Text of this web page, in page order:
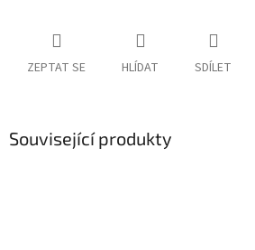
ZEPTAT SE HLÍDAT SDÍLET
Související produkty